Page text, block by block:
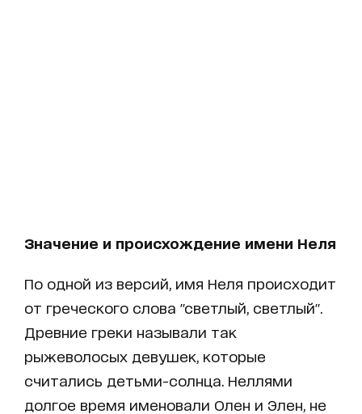
Значение и происхождение имени Неля
По одной из версий, имя Неля происходит
от греческого слова "светлый, светлый".
Древние греки называли так
рыжеволосых девушек, которые
считались детьми-солнца. Неллями
долгое время именовали Олен и Элен, не